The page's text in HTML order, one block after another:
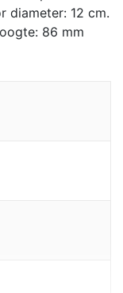
diameter: 12 cm.
86 mm